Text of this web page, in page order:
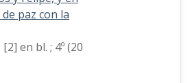
paz con la
en bl. ; 4º (20